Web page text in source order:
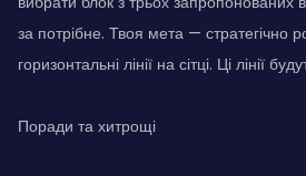
за потрібне. Твоя мета — стратегічно
горизонтальні лінії на сітці. Ці
Поради та хитрощі